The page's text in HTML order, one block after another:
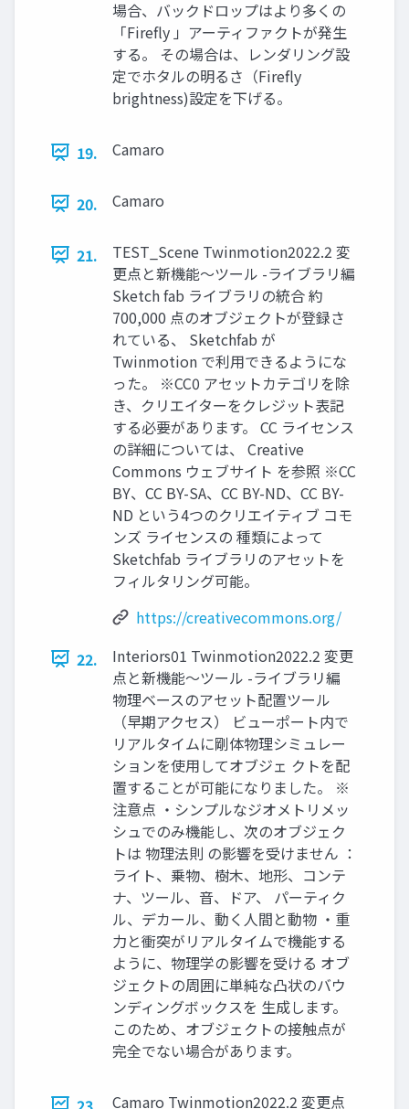
場合、バックドロップはより多くの
「Firefly 」アーティファクトが発生
する。 その場合は、レンダリング設
定でホタルの明るさ（Firefly
brightness)設定を下げる。
19. Camaro
20. Camaro
21.
TEST_Scene Twinmotion2022.2 変
更点と新機能～ツール -ライブラリ編
Sketch fab ライブラリの統合 約
700,000 点のオブジェクトが登録さ
れている、 Sketchfab が
Twinmotion で利用できるようにな
った。 ※CC0 アセットカテゴリを除
き、クリエイターをクレジット表記
する必要があります。 CC ライセンス
の詳細については、 Creative
Commons ウェブサイト を参照 ※CC
BY、CC BY-SA、CC BY-ND、CC BY-
ND という4つのクリエイティブ コモ
ンズ ライセンスの 種類によって
Sketchfab ライブラリのアセットを
フィルタリング可能。
https://creativecommons.org/
22.
Interiors01 Twinmotion2022.2 変更
点と新機能～ツール -ライブラリ編
物理ベースのアセット配置ツール
（早期アクセス） ビューポート内で
リアルタイムに剛体物理シミュレー
ションを使用してオブジェ クトを配
置することが可能になりました。 ※
注意点 ・シンプルなジオメトリメッ
シュでのみ機能し、次のオブジェク
トは 物理法則 の影響を受けません ：
ライト、乗物、樹木、地形、コンテ
ナ、ツール、音、ドア、 パーティク
ル、デカール、動く人間と動物 ・重
力と衝突がリアルタイムで機能する
ように、物理学の影響を受ける オブ
ジェクトの周囲に単純な凸状のバウ
ンディングボックスを 生成します。
このため、オブジェクトの接触点が
完全でない場合があります。
Camaro Twinmotion2022.2 変更点